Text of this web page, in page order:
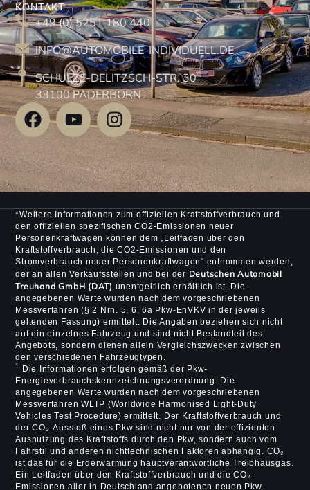
KONTAKT
+49 (0) 5251 180 440
INFO@AUTOMOBILE-INDIVIDUELL.DE
SCHULZE-DELITZSCH-STR. 30
33100 PADERBORN
*Weitere Informationen zum offiziellen Kraftstoffverbrauch und
den offiziellen spezifischen CO2-Emissionen neuer
Personenkraftwagen können dem „Leitfaden über den
Kraftstoffverbrauch, die CO2-Emissionen und den
Stromverbrauch neuer Personenkraftwagen“ entnommen werden,
der an allen Verkaufsstellen und bei der Deutschen Automobil
Treuhand GmbH (DAT) unentgeltlich erhältlich ist. Die
angegebenen Werte wurden nach dem vorgeschriebenen
Messverfahren (§ 2 Nrn. 5, 6, 6a Pkw-EnVKV in der jeweils
geltenden Fassung) ermittelt. Die Angaben beziehen sich nicht
auf ein einzelnes Fahrzeug und sind nicht Bestandteil des
Angebots, sondern dienen allein Vergleichszwecken zwischen
den verschiedenen Fahrzeugtypen.
1 Die Informationen erfolgen gemäß der Pkw-
Energieverbrauchskennzeichnungsverordnung. Die
angegebenen Werte wurden nach dem vorgeschriebenen
Messverfahren WLTP (Worldwide Harmonised Light-Duty
Vehicles Test Procedure) ermittelt. Der Kraftstoffverbrauch und
der CO₂-Ausstoß eines Pkw sind nicht nur von der effizienten
Ausnutzung des Kraftstoffs durch den Pkw, sondern auch vom
Fahrstil und anderen nichttechnischen Faktoren abhängig. CO₂
ist das für die Erderwärmung hauptverantwortliche Treibhausgas.
Ein Leitfaden über den Kraftstoffverbrauch und die CO₂-
Emissionen aller in Deutschland angebotenen neuen Pkw-